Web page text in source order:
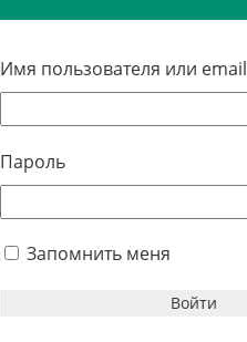
Имя пользователя или email
Пароль
Запомнить меня